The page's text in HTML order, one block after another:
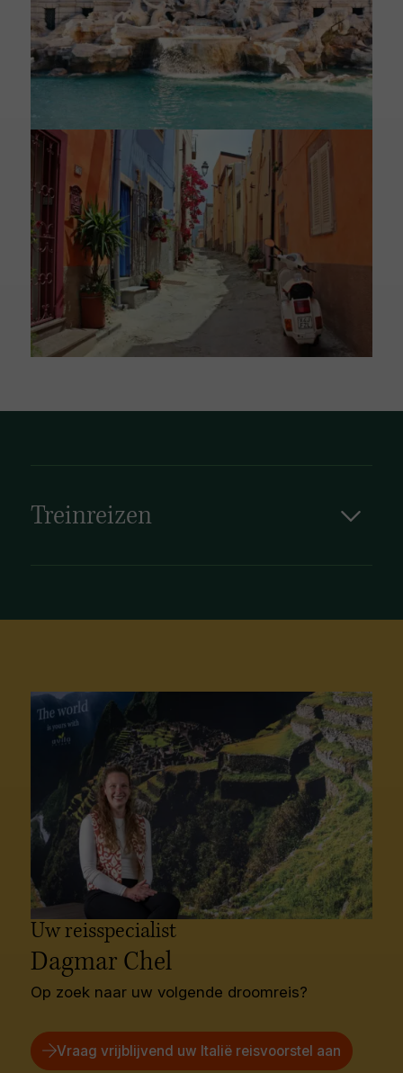
Treinreizen
Uw reisspecialist
Dagmar Chel
Op zoek naar uw volgende droomreis?
Vraag vrijblijvend uw Italië reisvoorstel aan